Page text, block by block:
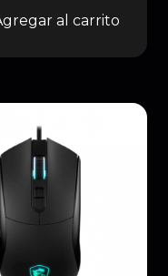
al carrito